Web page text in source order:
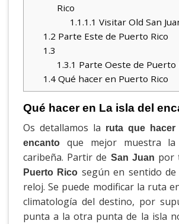
Rico
1.1.1.1 Visitar Old San
1.2 Parte Este de Puerto Rico
1.3
1.3.1 Parte Oeste de Puerto
1.4Qué hacer en Puerto Rico
Qué hacer en La isla del
Os detallamos la ruta que
encanto
que mejor muestra la
caribeña. Partir de San Juan por
Puerto Rico según en sentido
reloj. Se puede modificar la ruta
climatología del destino, por
punta a la otra punta de la isla